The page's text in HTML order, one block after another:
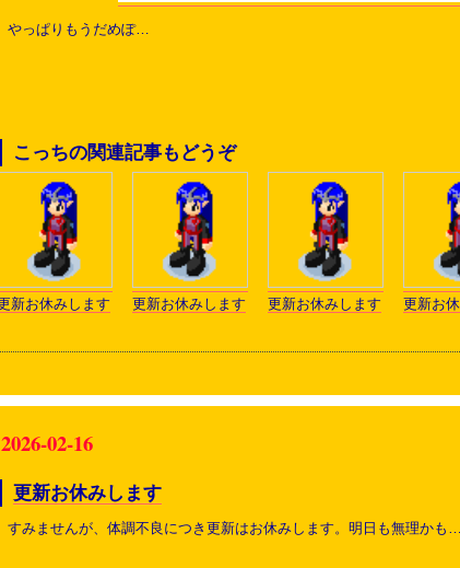
やっぱりもうだめぽ…
こっちの関連記事もどうぞ
新お休みします 更新お休みします 更新お休みします 更新お
2026-02-16
更新お休みします
すみませんが、体調不良につき更新はお休みします。明日も無理かも…